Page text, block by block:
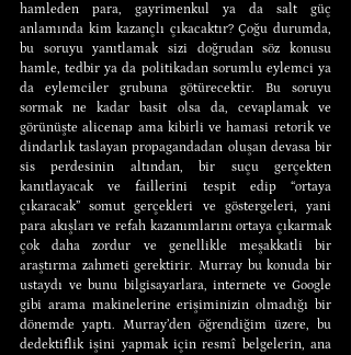
hamleden para, gayrimenkul ya da salt güç
anlamında kim kazançlı çıkacaktır? Çoğu durumda,
bu soruyu yanıtlamak sizi doğrudan söz konusu
hamle, tedbir ya da politikadan sorumlu eylemci ya
da eylemciler grubuna götürecektir. Bu soruyu
sormak ne kadar basit olsa da, cevaplamak ve
görünüşte alicenap ama kibirli ve hamasi retorik ve
dindarlık taslayan propagandadan oluşan devasa bir
sis perdesinin altından, bir suçu gerçekten
kanıtlayacak ve faillerini tespit edip “ortaya
çıkaracak” somut gerçekleri ve göstergeleri, yani
para akışları ve refah kazanımlarını ortaya çıkarmak
çok daha zordur ve genellikle meşakkatli bir
araştırma zahmeti gerektirir. Murray bu konuda bir
ustaydı ve bunu bilgisayarlara, internete ve Google
gibi arama makinelerine erişiminizin olmadığı bir
dönemde yaptı. Murray’den öğrendiğim üzere, bu
dedektiflik işini yapmak için resmî belgelerin, ana